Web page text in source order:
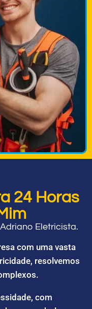
24 Horas
Eletricista.
com uma vasta
resolvemos
com